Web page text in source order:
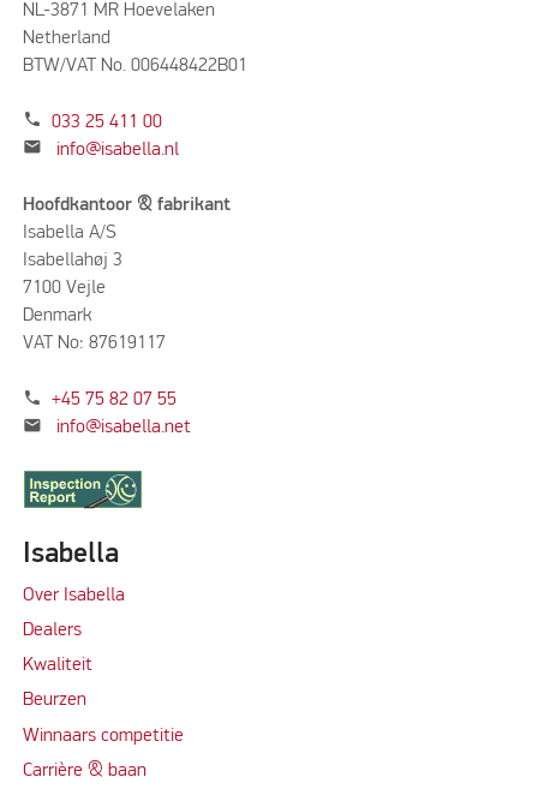
NL-3871 MR Hoevelaken
Netherland
BTW/VAT No. 006448422B01
phone 033 25 411 00
mail info@isabella.nl
Hoofdkantoor & fabrikant
Isabella A/S
Isabellahøj 3
7100 Vejle
Denmark
VAT No: 87619117
phone +45 75 82 07 55
mail info@isabella.net
Isabella
Over Isabella
Dealers
Kwaliteit
Beurzen
Winnaars competitie
Carrière & baan